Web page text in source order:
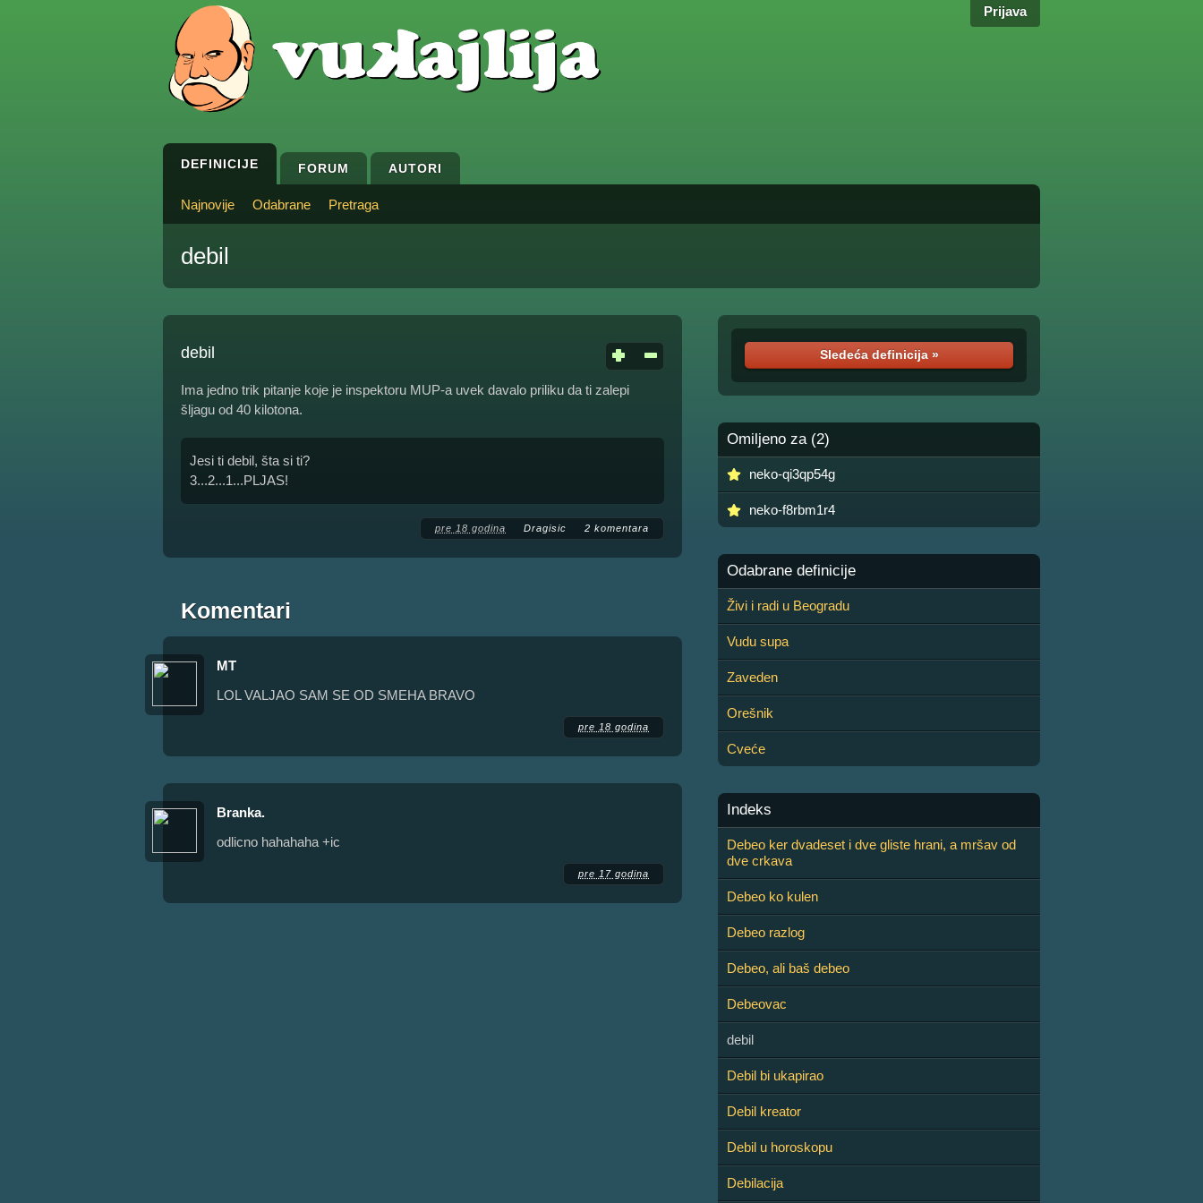
Prijava
DEFINICIJE FORUM AUTORI
Najnovije Odabrane Pretraga
debil
debil
Ima jedno trik pitanje koje je inspektoru MUP-a uvek davalo priliku da ti zalepi
šljagu od 40 kilotona.
Jesi ti debil, šta si ti?
3...2...1...PLJAS!
pre 18 godina Dragisic 2 komentara
Komentari
MT
LOL VALJAO SAM SE OD SMEHA BRAVO
pre 18 godina
Branka.
odlicno hahahaha +ic
pre 17 godina
Sledeća definicija »
Omiljeno za (2)
neko-qi3qp54g
neko-f8rbm1r4
Odabrane definicije
Živi i radi u Beogradu
Vudu supa
Zaveden
Orešnik
Cveće
Indeks
Debeo ker dvadeset i dve gliste hrani, a mršav od
dve crkava
Debeo ko kulen
Debeo razlog
Debeo, ali baš debeo
Debeovac
debil
Debil bi ukapirao
Debil kreator
Debil u horoskopu
Debilacija